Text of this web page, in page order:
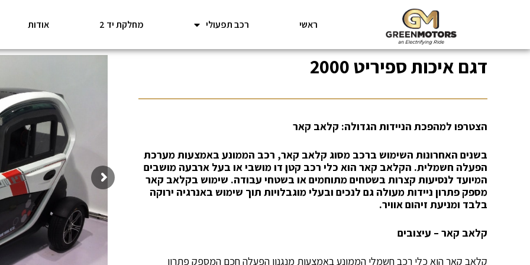
ראשי רכב תפעולי מחלקת יד 2 אודות
דגם איכות ספיריט 2000
הצטרפו למהפכת הניידות הגדולה: קלאב קאר
בשנים האחרונות השימוש ברכב מסוג קלאב קאר, רכב הממונע באמצעות מערכת
הפעלה חשמלית. הקלאב קאר הוא כלי רכב קטן דו מושבי או בעל ארבעה מושבים
המיועד לנסיעות קצרות בשטחים מתוחמים או בשטחי עבודה. שימוש בקלאב קאר
מספק פתרון ניידות מעולה גם לנכים ובעלי מוגבלויות תוך שימוש באנרגיה ירוקה
בלבד ומניעת זיהום אוויר.
קלאב קאר – עיצובים
קלאב קאר הוא כלי רכב חשמלי הממונע באמצעות מנגנון הפעלה חכם המספק פתרון